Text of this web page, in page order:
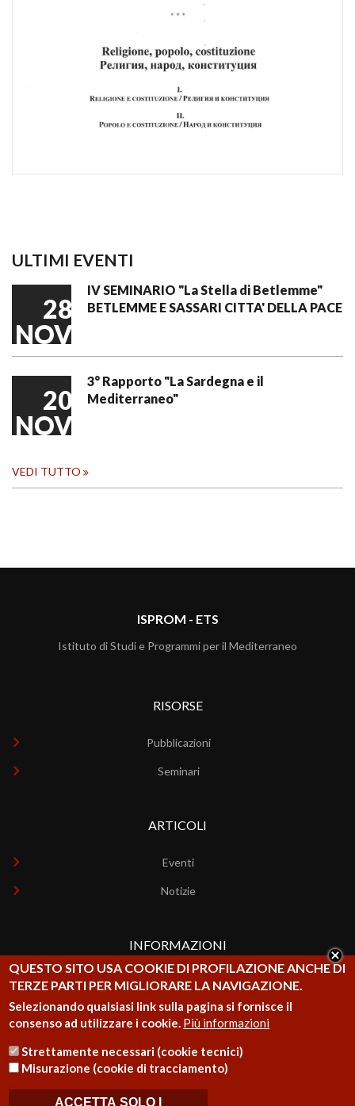
ULTIMI EVENTI
28
NOV
IV SEMINARIO "La Stella di Betlemme"
BETLEMME E SASSARI CITTA' DELLA PACE
20
NOV
3° Rapporto "La Sardegna e il
Mediterraneo"
VEDI TUTTO
ISPROM - ETS
Istituto di Studi e Programmi per il Mediterraneo
RISORSE
Pubblicazioni
Seminari
ARTICOLI
Eventi
Notizie
INFORMAZIONI
Chi siamo
Contatti
QUESTO SITO USA COOKIE DI PROFILAZIONE ANCHE DI
TERZE PARTI PER MIGLIORARE LA NAVIGAZIONE.
Selezionando qualsiasi link sulla pagina si fornisce il
consenso ad utilizzare i cookie. Più informazioni
Strettamente necessari (cookie tecnici)
Misurazione (cookie di tracciamento)
ACCETTA SOLO I